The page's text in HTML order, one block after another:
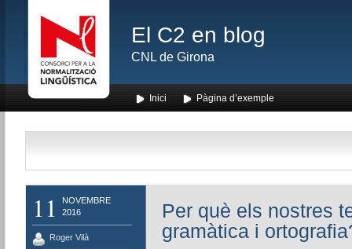
El C2 en blog
CNL de Girona
Inici Pàgina d’exemple
11
NOVEMBRE
2016
Roger Vilà
Per què els nostres
gramàtica i